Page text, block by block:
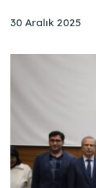
30 Aralık 2025